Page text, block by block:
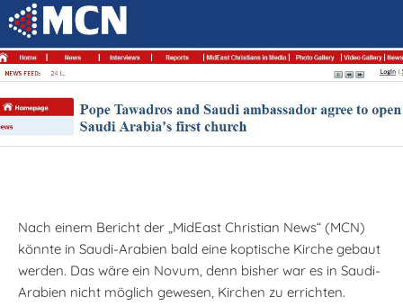
Nach einem Bericht der „MidEast Christian News“ (MCN)
könnte in Saudi-Arabien bald eine koptische Kirche gebaut
werden. Das wäre ein Novum, denn bisher war es in Saudi-
Arabien nicht möglich gewesen, Kirchen zu errichten.